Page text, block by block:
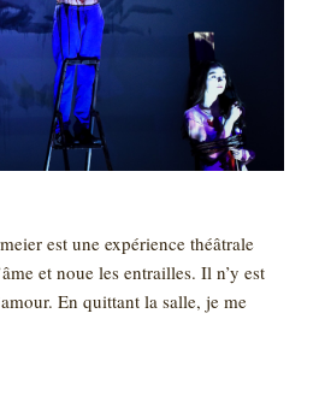
est une expérience théâtrale
et noue les entrailles. Il n’y est
En quittant la salle, je me